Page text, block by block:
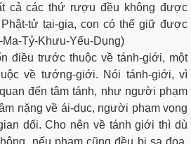
cả các thứ rượu đều không được
tử tại-gia, con có thể giữ được
Tỷ-Khưu-Yếu-Dụng)
điều trước thuộc về tánh-giới, một
về tướng-giới. Nói tánh-giới, vì
đến tâm tánh, như người phạm
nặng về ái-dục, người phạm vọng
dối. Cho nên về tánh giới thì dù
nếu phạm cũng đều bị sa đọa.